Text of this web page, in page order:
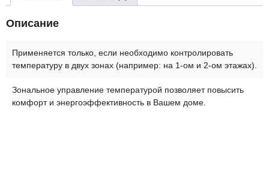
300
Описание
Применяется только, если необходимо контролировать
температуру в двух зонах (например: на 1-ом и 2-ом этажах).
Зональное управление температурой позволяет повысить
комфорт и энергоэффективность в Вашем доме.